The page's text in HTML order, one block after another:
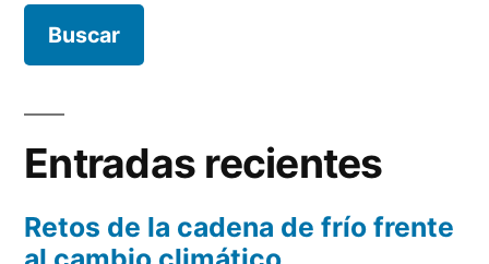
Entradas recientes
Retos de la cadena de frío frente